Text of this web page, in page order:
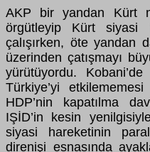
AKP bir yandan Kürt
örgütleyip Kürt siyasi
çalışırken, öte yandan
üzerinden çatışmayı
yürütüyordu.
Türkiye’yi
HDP’nin kapatılma
IŞİD’in kesin
siyasi hareketinin
direnişi esnasında